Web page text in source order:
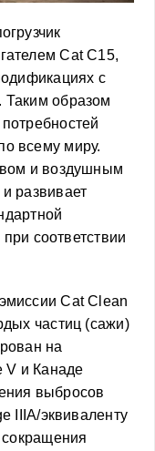
Cat C15,
с
образом
всему миру.
и воздушным
развивает
соответствии
Cat Clean
частиц (сажи)
на
V и Канаде
выбросов
IIIA/эквиваленту